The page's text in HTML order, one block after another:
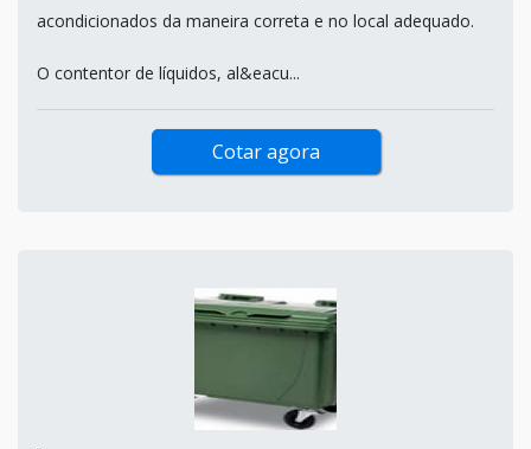
acondicionados da maneira correta e no local adequado.
O contentor de líquidos, al&eacu...
Cotar agora